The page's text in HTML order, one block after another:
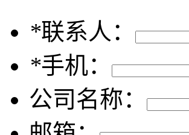
*联系人：
*手机：
公司名称：